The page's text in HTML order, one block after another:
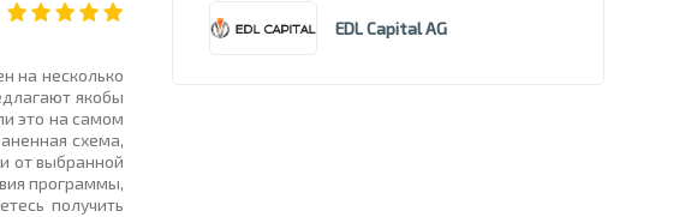
на несколько
якобы
это на самом
схема,
от выбранной
программы,
получить
EDL Capital AG